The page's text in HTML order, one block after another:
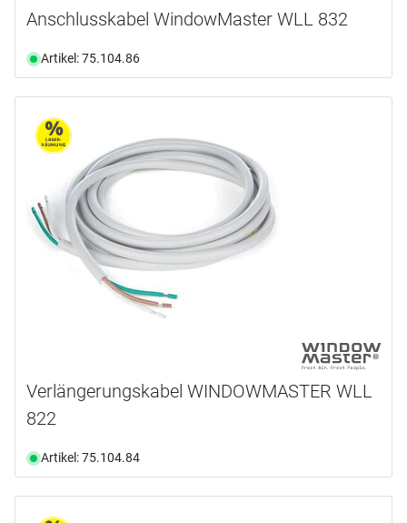
Anschlusskabel WindowMaster WLL 832
Artikel: 75.104.86
Verlängerungskabel WINDOWMASTER WLL
822
Artikel: 75.104.84